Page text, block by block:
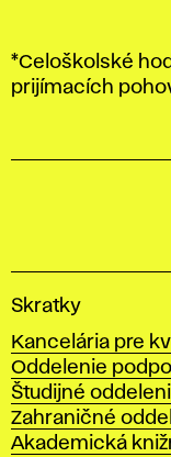
*Celoškolské
prijímacích
V
s
o
k
á
š
Skratky
Kancelária pre
Oddelenie
Študijné
Zahraničné
Akademická